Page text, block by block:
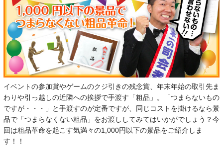
イベントの参加賞やゲームのクジ引きの残念賞、年末年始の取引先ま
わりや引っ越しの近隣への挨拶で手渡す「粗品」。「つまらないもの
ですが・・・」と手渡すのが定番ですが、同じコストを掛けるなら景
品で「つまらなくない粗品」をお渡ししてみてはいかがでしょう？今
回は粗品革命を起こす気満々の1,000円以下の景品をご紹介しま
す！！